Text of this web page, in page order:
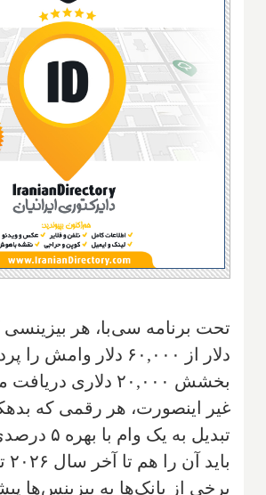
دلار از ۶۰,۰۰۰ دلار وامش
بخشش ۲۰,۰۰۰ دلاری
غیر اینصورت، هر رقمی که
تبدیل به یک
برخی از بانک‌ها به بیزینس‌ها